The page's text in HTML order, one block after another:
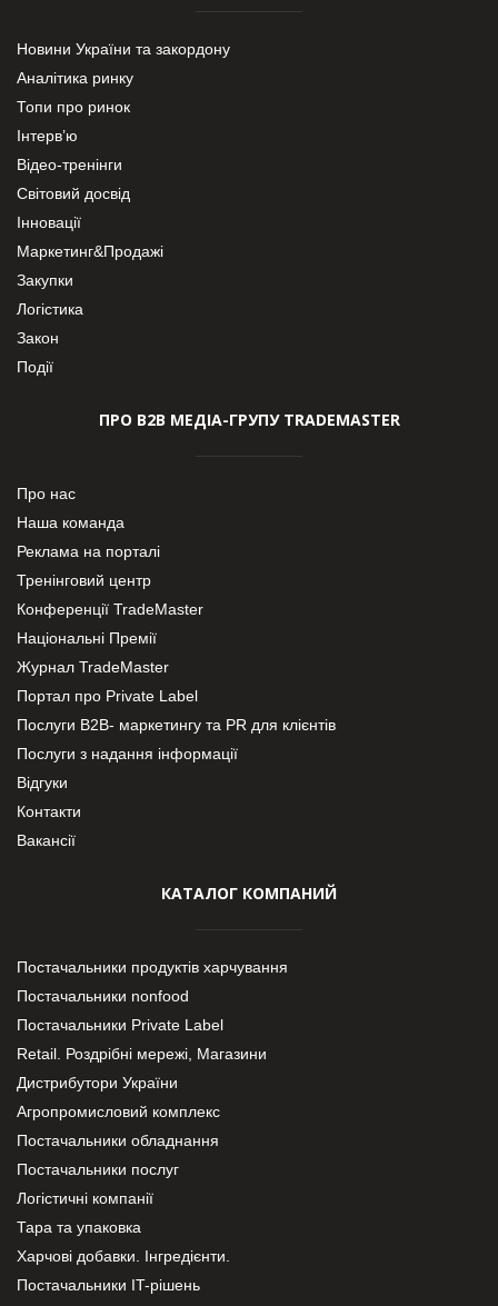
Новини України та закордону
Аналітика ринку
Топи про ринок
Інтерв’ю
Відео-тренінги
Світовий досвід
Інновації
Маркетинг&Продажі
Закупки
Логістика
Закон
Події
ПРО В2В МЕДІА-ГРУПУ TRADEMASTER
Про нас
Наша команда
Реклама на порталі
Тренінговий центр
Конференції TradeMaster
Національні Премії
Журнал TradeMaster
Портал про Private Label
Послуги В2В- маркетингу та PR для клієнтів
Послуги з надання інформації
Відгуки
Контакти
Вакансії
КАТАЛОГ КОМПАНИЙ
Постачальники продуктів харчування
Постачальники nonfood
Постачальники Private Label
Retail. Роздрібні мережі, Магазини
Дистрибутори України
Агропромисловий комплекс
Постачальники обладнання
Постачальники послуг
Логістичні компанії
Тара та упаковка
Харчові добавки. Інгредієнти.
Постачальники IT-рішень